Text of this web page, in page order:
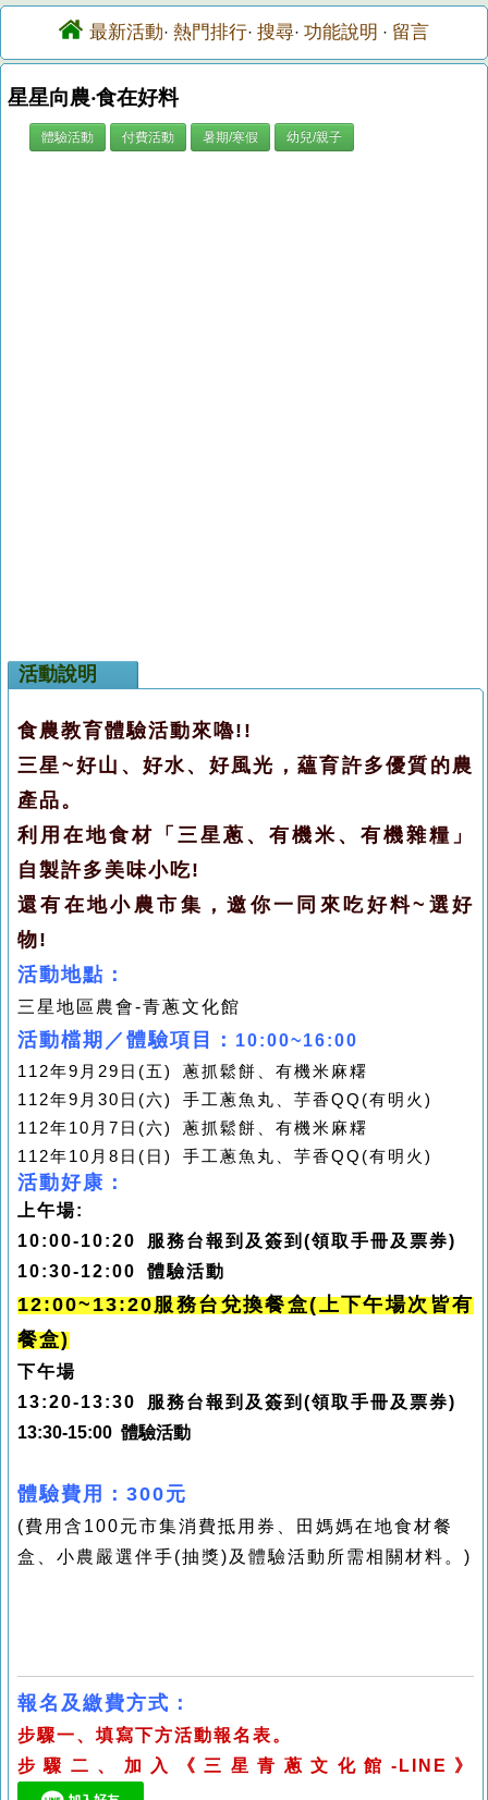
最新活動· 熱門排行· 搜尋· 功能說明 · 留言
星星向農‧食在好料
體驗活動 付費活動 暑期/寒假 幼兒/親子
活動說明
食農教育體驗活動來嚕!!
三星~好山、好水、好風光，蘊育許多優質的農
產品。
利用在地食材「三星蔥、有機米、有機雜糧」
自製許多美味小吃!
還有在地小農市集，邀你一同來吃好料~選好
物!
活動地點：
三星地區農會-青蔥文化館
活動檔期／體驗項目： 10:00~16:00
112年9 月 29 日 (五) 蔥抓鬆餅、有機米麻糬
112年9 月 30 日 (六) 手工蔥魚丸、芋香QQ(有明火)
112年10 月 7 日 (六) 蔥抓鬆餅、有機米麻糬
112年10 月 8 日 ( 日 ) 手工蔥魚丸、芋香QQ(有明火)
活動好康：
上午場:
10:00-10:20 服務台報到及簽到 (領取手冊及票券)
10:30-12:00 體驗活動
12:00~13:20服務台兌換餐盒(上下午場次皆有
餐盒)
下午場
13:20-13:30 服務台報到及簽到 (領取手冊及票券)
13:30-15:00 體驗活動
體驗費用：300元
(費用含 100元市集消費抵用券、
田媽媽在地食材餐
盒、小農嚴選伴手(抽獎) 及體驗活動所需相關材料。)
報名及繳費方式：
步驟一、填寫下方活動報名表。
步驟二、加入《三星青蔥文化館-LINE》